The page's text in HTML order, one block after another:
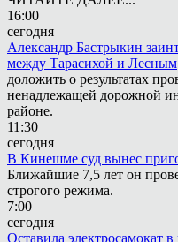
16:00
сегодня
Александр Бастрыкин
между Тарасихой и Лесным
доложить о результатах
ненадлежащей дорожной
районе.
11:30
сегодня
В Кинешме суд вынес
Ближайшие 7,5 лет он
строгого режима.
7:00
сегодня
Оставила электросамокат